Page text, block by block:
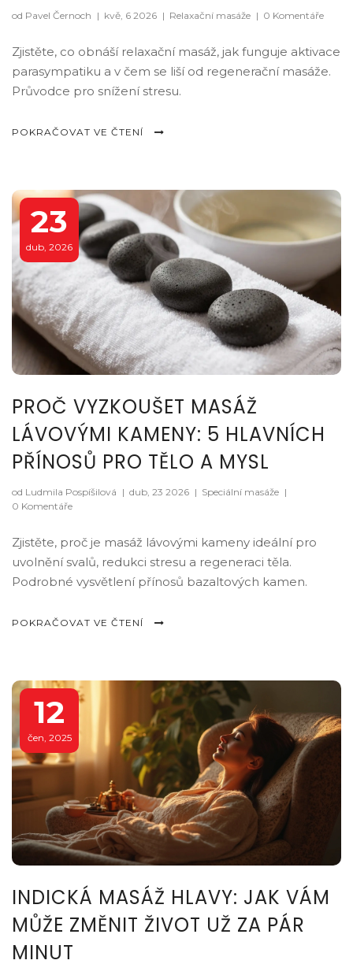
od Pavel Černoch | kvě, 6 2026 | Relaxační masáže | 0 Komentáře
Zjistěte, co obnáší relaxační masáž, jak funguje aktivace
parasympatiku a v čem se liší od regenerační masáže.
Průvodce pro snížení stresu.
POKRAČOVAT VE ČTENÍ
23
dub, 2026
PROČ VYZKOUŠET MASÁŽ
LÁVOVÝMI KAMENY: 5 HLAVNÍCH
PŘÍNOSŮ PRO TĚLO A MYSL
od Ludmila Pospíšilová | dub, 23 2026 | Speciální masáže |
0 Komentáře
Zjistěte, proč je masáž lávovými kameny ideální pro
uvolnění svalů, redukci stresu a regeneraci těla.
Podrobné vysvětlení přínosů bazaltových kamen.
POKRAČOVAT VE ČTENÍ
12
čen, 2025
INDICKÁ MASÁŽ HLAVY: JAK VÁM
MŮŽE ZMĚNIT ŽIVOT UŽ ZA PÁR
MINUT